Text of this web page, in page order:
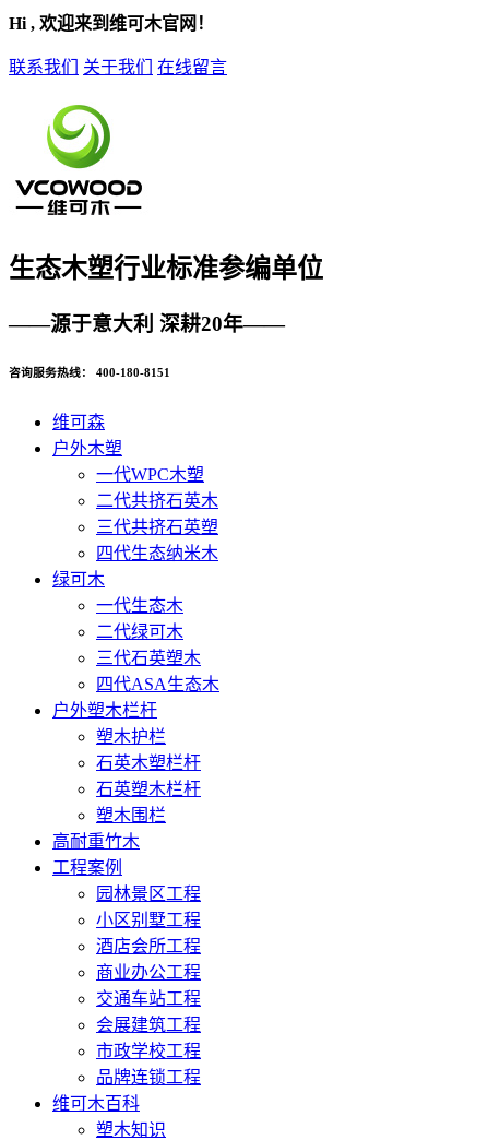
Hi , 欢迎来到维可木官网！
联系我们 关于我们 在线留言
生态木塑行业标准参编单位
——源于意大利 深耕20年——
咨询服务热线： 400-180-8151
维可森
户外木塑
一代WPC木塑
二代共挤石英木
三代共挤石英塑
四代生态纳米木
绿可木
一代生态木
二代绿可木
三代石英塑木
四代ASA生态木
户外塑木栏杆
塑木护栏
石英木塑栏杆
石英塑木栏杆
塑木围栏
高耐重竹木
工程案例
园林景区工程
小区别墅工程
酒店会所工程
商业办公工程
交通车站工程
会展建筑工程
市政学校工程
品牌连锁工程
维可木百科
塑木知识